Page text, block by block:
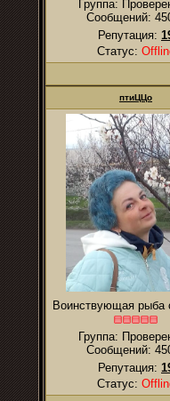
Группа:
Сообщений:
Репутация:
Статус:
птиЦЦо
Воинствующая рыба
Группа:
Сообщений:
Репутация:
Статус: